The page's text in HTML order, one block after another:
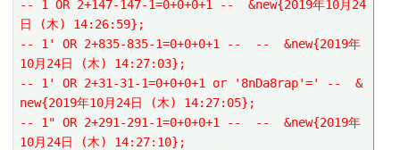
-- 1 OR 2+147-147-1=0+0+0+1 --  &new{2019年10月24
日 (木) 14:26:59};
-- 1' OR 2+835-835-1=0+0+0+1 --  --  &new{2019年
10月24日 (木) 14:27:03};
-- 1' OR 2+31-31-1=0+0+0+1 or '8nDa8rap'=' --  &
new{2019年10月24日 (木) 14:27:05};
-- 1" OR 2+291-291-1=0+0+0+1 --  --  &new{2019年
10月24日 (木) 14:27:10};